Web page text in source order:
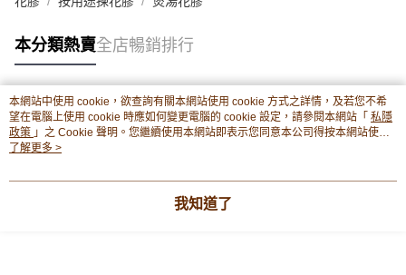
滿$380免運費 - 送貨到家(3-5個工作天內送達)
付款後門市自取 (3-6天可到店取) (取貨請自備購物袋)
每筆HK$80.00，滿HK$380.00或以上免運費
本分類熱賣全店暢銷排行
熱門標籤
熱銷排行
本網站中使用 cookie，欲查詢有關本網站使用 cookie 方式之詳情，及若您不希
望在電腦上使用 cookie 時應如何變更電腦的 cookie 設定，請參閱本網站「 私隱
政策 」之 Cookie 聲明。您繼續使用本網站即表示您同意本公司得按本網站使用
條款之 Cookie 聲明使用 cookie。
了解更多 >
我知道了